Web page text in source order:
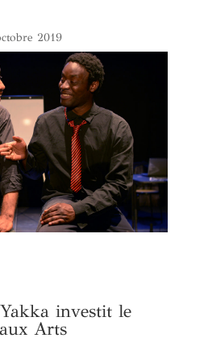
2019
investit le
Arts